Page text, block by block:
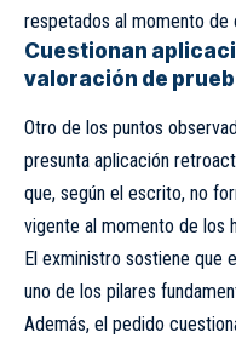
respetados al momento de
Cuestionan
valoración de
Otro de los puntos
presunta aplicación
que, según el escrito, no
vigente al momento de los
El exministro sostiene que
uno de los pilares
Además, el pedido